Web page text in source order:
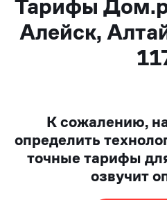
Тарифы
Алейск,
К сожалению,
определить
точные тарифы
озвучит